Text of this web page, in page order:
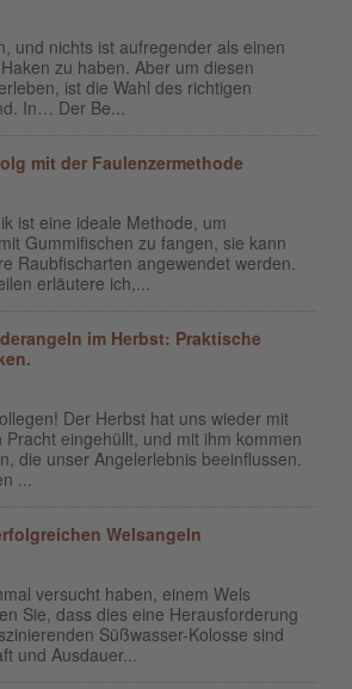
und nichts ist aufregender als einen
zu haben. Aber um diesen
ist die Wahl des richtigen
In… Der Be...
mit der Faulenzermethode
ist eine ideale Methode, um
Gummifischen zu fangen, sie kann
Raubfischarten angewendet werden.
erläutere ich,...
im Herbst: Praktische
Der Herbst hat uns wieder mit
eingehüllt, und mit ihm kommen
die unser Angelerlebnis beeinflussen.
...
Welsangeln
versucht haben, einem Wels
Sie, dass dies eine Herausforderung
Süßwasser-Kolosse sind
und Ausdauer...